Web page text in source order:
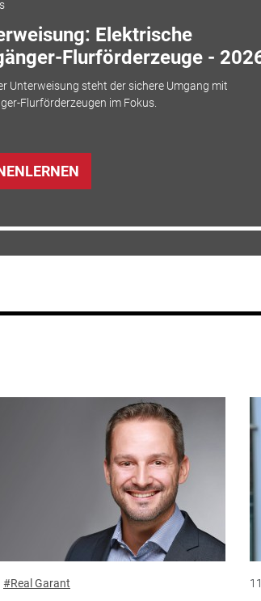
Elektrische
Flurförderzeuge -
Unterweisung steht der sichere Umgang mit
Flurförderzeugen im Fokus.
#Real Garant